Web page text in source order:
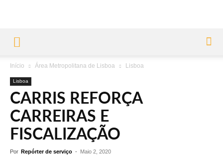
Início Área Metropolitana de Lisboa Lisboa
Lisboa
CARRIS REFORÇA
CARREIRAS E
FISCALIZAÇÃO
Por Repórter de serviço - Maio 2, 2020